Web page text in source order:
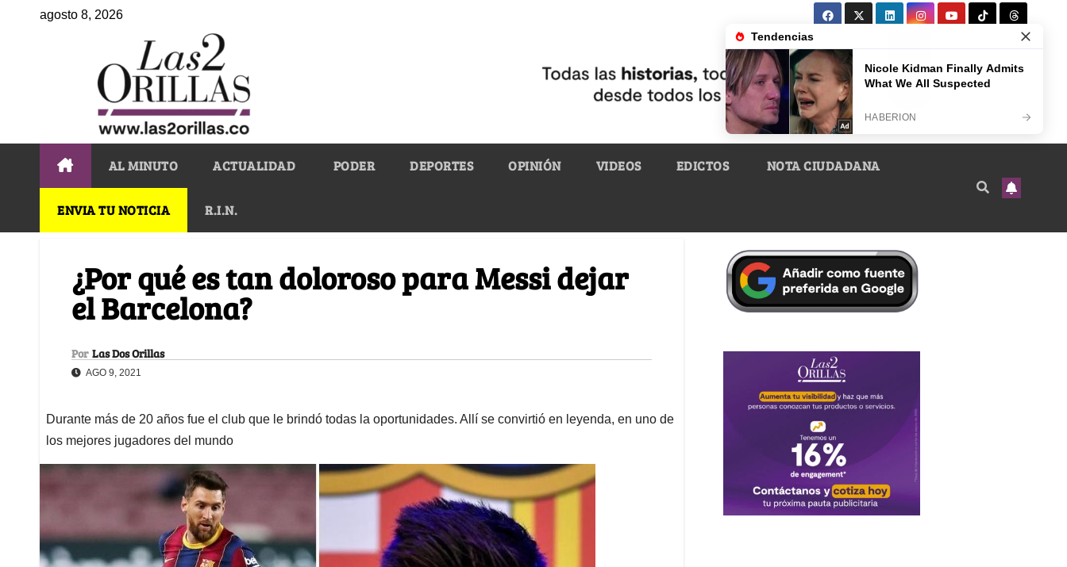
agosto 8, 2026
AL MINUTO ACTUALIDAD PODER DEPORTES OPINIÓN VIDEOS EDICTOS NOTA CIUDADANA
ENVIA TU NOTICIA R.I.N.
¿Por qué es tan doloroso para Messi dejar
el Barcelona?
Por Las Dos Orillas
AGO 9, 2021
Durante más de 20 años fue el club que le brindó todas la oportunidades. Allí se convirtió en leyenda, en uno de
los mejores jugadores del mundo